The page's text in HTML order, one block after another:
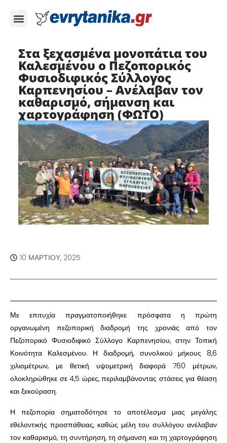
Στα ξεχασμένα μονοπάτια του
Καλεσμένου ο Πεζοπορικός
Φυσιοδιφικός Σύλλογος
Καρπενησίου – Ανέλαβαν τον
καθαρισμό, σήμανση και
χαρτογράφηση (ΦΩΤΟ)
10 ΜΑΡΤΊΟΥ, 2025
Με επιτυχία πραγματοποιήθηκε πρόσφατα η πρώτη
οργανωμένη πεζοπορική διαδρομή της χρονιάς από τον
Πεζοπορικό Φυσιοδιφικό Σύλλογο Καρπενησίου, στην Τοπική
Κοινότητα Καλεσμένου. Η διαδρομή, συνολικού μήκους 8,6
χιλιομέτρων, με θετική υψομετρική διαφορά 760 μέτρων,
ολοκληρώθηκε σε 4,5 ώρες, περιλαμβάνοντας στάσεις για θέαση
και ξεκούραση.
Η πεζοπορία σηματοδότησε το αποτέλεσμα μιας μεγάλης
εθελοντικής προσπάθειας, καθώς μέλη του συλλόγου ανέλαβαν
τον καθαρισμό, τη συντήρηση, τη σήμανση και τη χαρτογράφηση